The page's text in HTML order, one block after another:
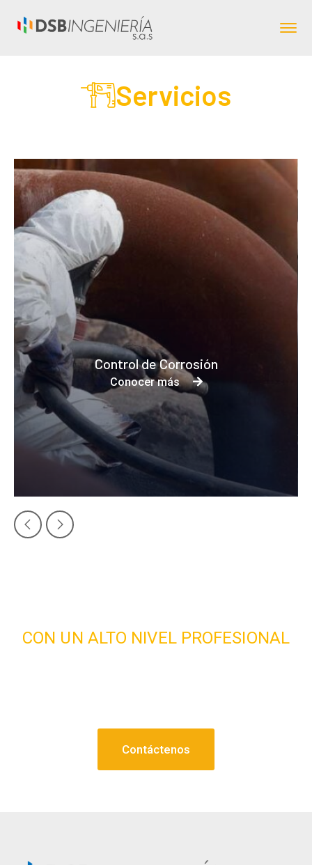
Servicios
Control de Corrosión
Conocer más
CON UN ALTO NIVEL PROFESIONAL
Contáctenos